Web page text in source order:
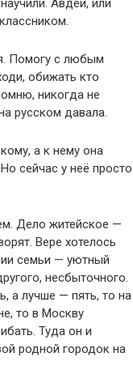
Авдей, или
Помогу с любым
обижать кто
никогда не
русском давала.
а к нему она
сейчас у неё просто
Дело житейское —
Вере хотелось
семьи — уютный
несбыточного.
а лучше — пять, то на
то в Москву
Туда он и
родной городок на